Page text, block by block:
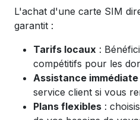
L'achat d'une carte SIM
garantit :
Tarifs locaux :
compétitifs pour les
Assistance immédiate
service client si vous
Plans flexibles :